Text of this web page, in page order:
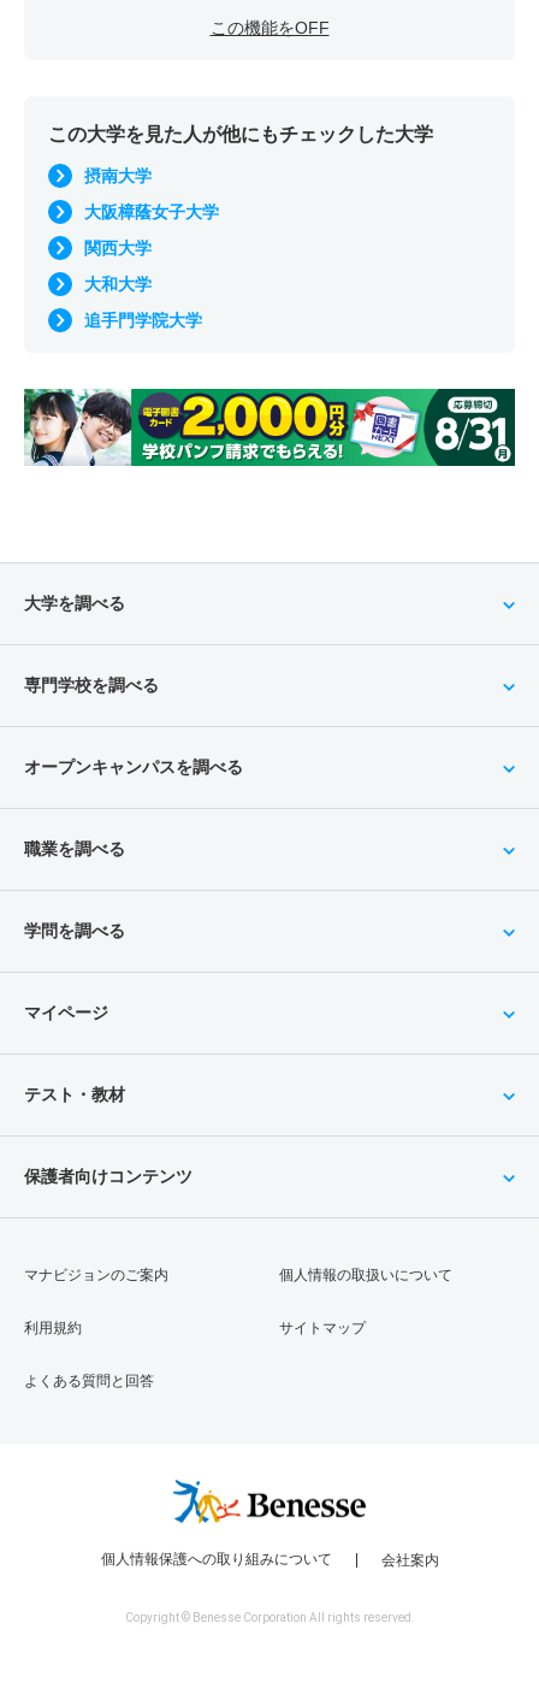
この機能をOFF
この大学を見た人が他にもチェックした大学
摂南大学
大阪樟蔭女子大学
関西大学
大和大学
追手門学院大学
大学を調べる
専門学校を調べる
オープンキャンパスを調べる
職業を調べる
学問を調べる
マイページ
テスト・教材
保護者向けコンテンツ
マナビジョンのご案内
利用規約
よくある質問と回答
個人情報の取扱いについて
サイトマップ
個人情報保護への取り組みについて 会社案内
Copyright © Benesse Corporation All rights reserved.